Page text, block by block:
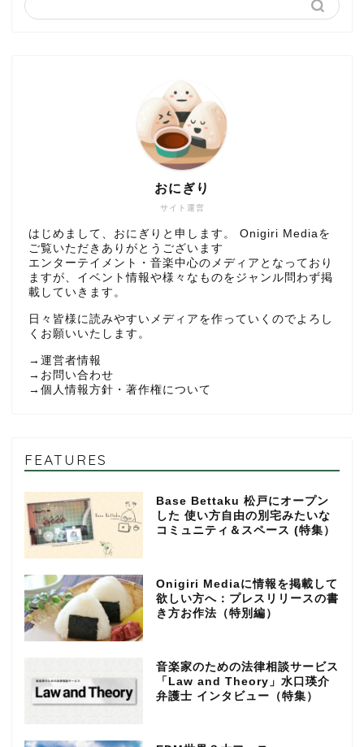
サイト運営
おにぎり
はじめまして、おにぎりと申します。 Onigiri Mediaを
ご覧いただきありがとうございます
エンターテイメント・音楽中心のメディアとなっており
ますが、イベント情報や様々なものをジャンル問わず掲
載していきます。
日々皆様に読みやすいメディアを作っていくのでよろし
くお願いいたします。
→ 運営者情報
→ お問い合わせ
→ 個人情報方針・著作権について
FEATURES
Base Bettaku 松戸にオープン
した 使い方自由の別宅みたいな
コミュニティ＆スペース (特集）
Onigiri Mediaに情報を掲載して
欲しい方へ：プレスリリースの書
き方お作法（特別編）
音楽家のための法律相談サービス
「Law and Theory」水口瑛介
弁護士 インタビュー（特集）